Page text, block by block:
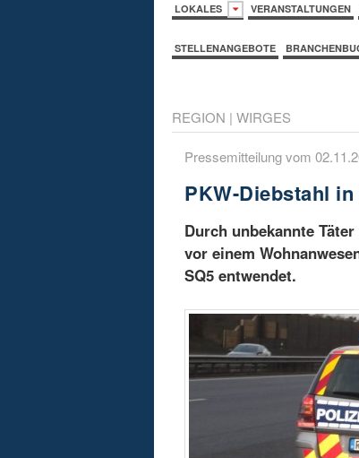
LOKALES VERANSTALTUNGEN
STELLENANGEBOTE
REGION | WIRGES
Pressemitteilung vom
PKW-Diebstahl
Durch unbekannte
vor einem
SQ5 entwendet.